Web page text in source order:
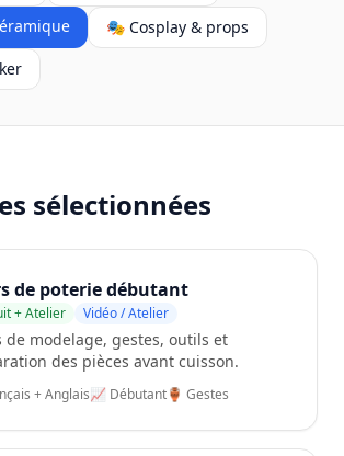
🎭 Cosplay & props
sélectionnées
de poterie débutant
+ Atelier Vidéo / Atelier
de modelage, gestes, outils et
des pièces avant cuisson.
+ Anglais📈 Débutant🏺 Gestes